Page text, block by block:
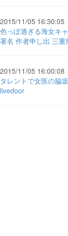
2015/11/05 16:30:05
色っぽ過ぎる海女キ
署名 作者申し出 三
2015/11/05 16:00:08
タレントで女医の脇
livedoor